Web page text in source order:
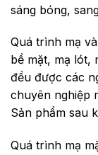
sáng bóng,
Quá trình mạ
bề mặt, mạ lót,
đều được các
chuyên nghiệp
Sản phẩm sau
Quá trình mạ